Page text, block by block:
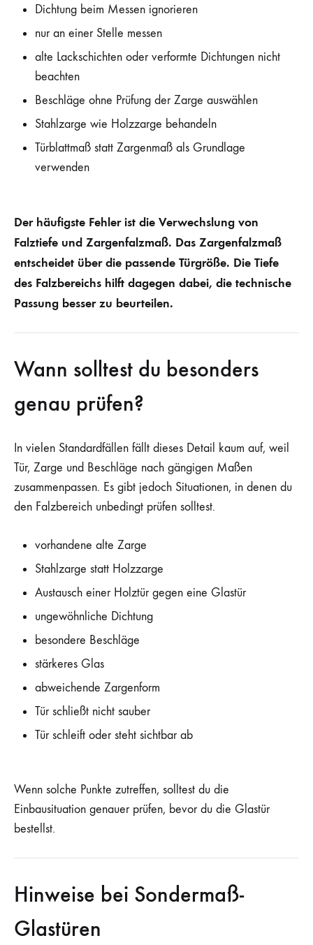
Dichtung beim Messen ignorieren
nur an einer Stelle messen
alte Lackschichten oder verformte Dichtungen nicht
beachten
Beschläge ohne Prüfung der Zarge auswählen
Stahlzarge wie Holzzarge behandeln
Türblattmaß statt Zargenmaß als Grundlage
verwenden
Der häufigste Fehler ist die Verwechslung von
Falztiefe und Zargenfalzmaß. Das Zargenfalzmaß
entscheidet über die passende Türgröße. Die Tiefe
des Falzbereichs hilft dagegen dabei, die technische
Passung besser zu beurteilen.
Wann solltest du besonders
genau prüfen?
In vielen Standardfällen fällt dieses Detail kaum auf, weil
Tür, Zarge und Beschläge nach gängigen Maßen
zusammenpassen. Es gibt jedoch Situationen, in denen du
den Falzbereich unbedingt prüfen solltest.
vorhandene alte Zarge
Stahlzarge statt Holzzarge
Austausch einer Holztür gegen eine Glastür
ungewöhnliche Dichtung
besondere Beschläge
stärkeres Glas
abweichende Zargenform
Tür schließt nicht sauber
Tür schleift oder steht sichtbar ab
Wenn solche Punkte zutreffen, solltest du die
Einbausituation genauer prüfen, bevor du die Glastür
bestellst.
Hinweise bei Sondermaß-
Glastüren